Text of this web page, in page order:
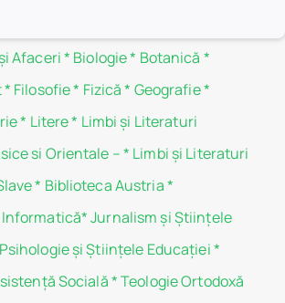
Afaceri* Biologie* Botanică *
* Filosofie* Fizică * Geografie*
* Litere* Limbi și Literaturi
si Orientale –* Limbi și Literaturi
* Biblioteca Austria*
*Jurnalism şi Ştiinţele
Psihologie şi Ştiinţele Educaţiei*
Socială*Teologie Ortodoxă